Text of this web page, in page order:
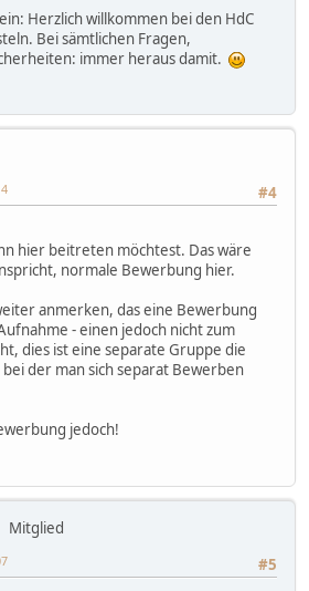
Herzlich willkommen bei den HdC
Bei sämtlichen Fragen,
immer heraus damit.
#4
hier beitreten möchtest. Das wäre
normale Bewerbung hier.
anmerken, das eine Bewerbung
- einen jedoch nicht zum
dies ist eine separate Gruppe die
der man sich separat Bewerben
jedoch!
Mitglied
#5